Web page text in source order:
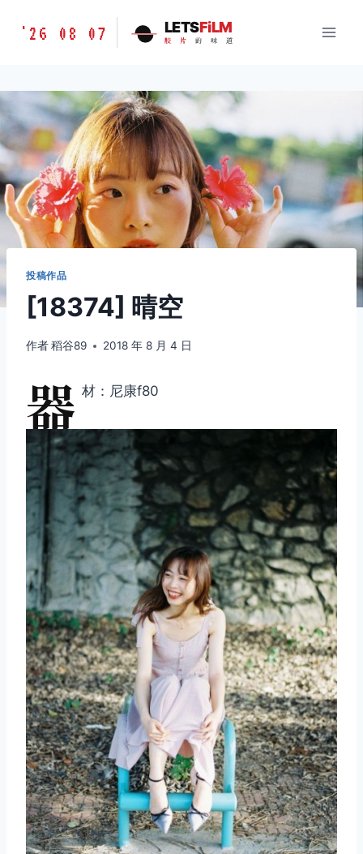
胶
味
LETSFILM
'26 08 07 LETSFiLM
胶 片 的 味 道
投稿作品
[18374] 晴空
作者稻谷89 2018 年 8 月 4 日
器 材：尼康f80